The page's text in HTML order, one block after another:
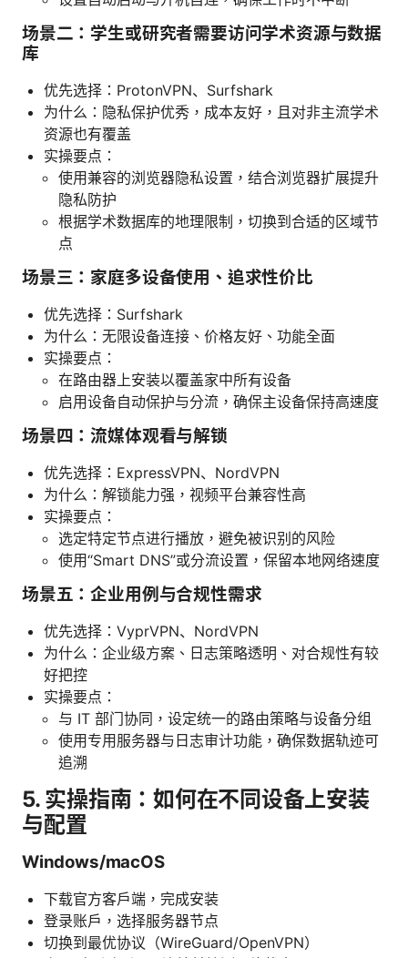
场景二：学生或研究者需要访问学术资源与数据
库
优先选择：ProtonVPN、Surfshark
为什么：隐私保护优秀，成本友好，且对非主流学术
资源也有覆盖
实操要点：
使用兼容的浏览器隐私设置，结合浏览器扩展提升
隐私防护
根据学术数据库的地理限制，切换到合适的区域节
点
场景三：家庭多设备使用、追求性价比
优先选择：Surfshark
为什么：无限设备连接、价格友好、功能全面
实操要点：
在路由器上安装以覆盖家中所有设备
启用设备自动保护与分流，确保主设备保持高速度
场景四：流媒体观看与解锁
优先选择：ExpressVPN、NordVPN
为什么：解锁能力强，视频平台兼容性高
实操要点：
选定特定节点进行播放，避免被识别的风险
使用“Smart DNS”或分流设置，保留本地网络速度
场景五：企业用例与合规性需求
优先选择：VyprVPN、NordVPN
为什么：企业级方案、日志策略透明、对合规性有较
好把控
实操要点：
与 IT 部门协同，设定统一的路由策略与设备分组
使用专用服务器与日志审计功能，确保数据轨迹可
追溯
5. 实操指南：如何在不同设备上安装
与配置
Windows/macOS
下载官方客户端，完成安装
登录账户，选择服务器节点
切换到最优协议（WireGuard/OpenVPN）